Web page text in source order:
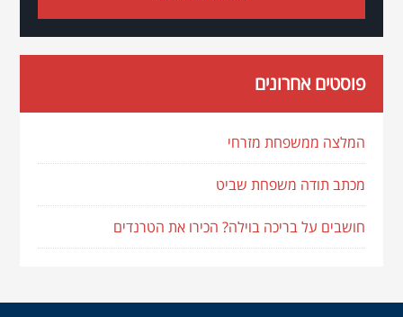
פוסטים אחרונים
המלצה ממשפחת מזרחי
מכתב תודה משפחת שביט
חושבים על בריכה בוילה? הכירו את הטרנדים